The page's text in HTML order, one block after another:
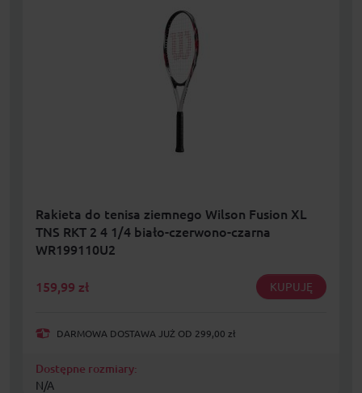
Rakieta do tenisa ziemnego Wilson Fusion XL
TNS RKT 2 4 1/4 biało-czerwono-czarna
WR199110U2
159,99 zł KUPUJĘ
DARMOWA DOSTAWA JUŻ OD 299,00 zł
Dostępne rozmiary:
N/A